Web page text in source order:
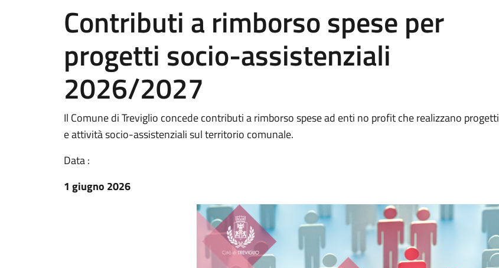
Contributi a rimborso spese per
progetti socio-assistenziali
2026/2027
Il Comune di Treviglio concede contributi a rimborso spese ad enti no profit che realizzano progetti
e attività socio-assistenziali sul territorio comunale.
Data :
1 giugno 2026